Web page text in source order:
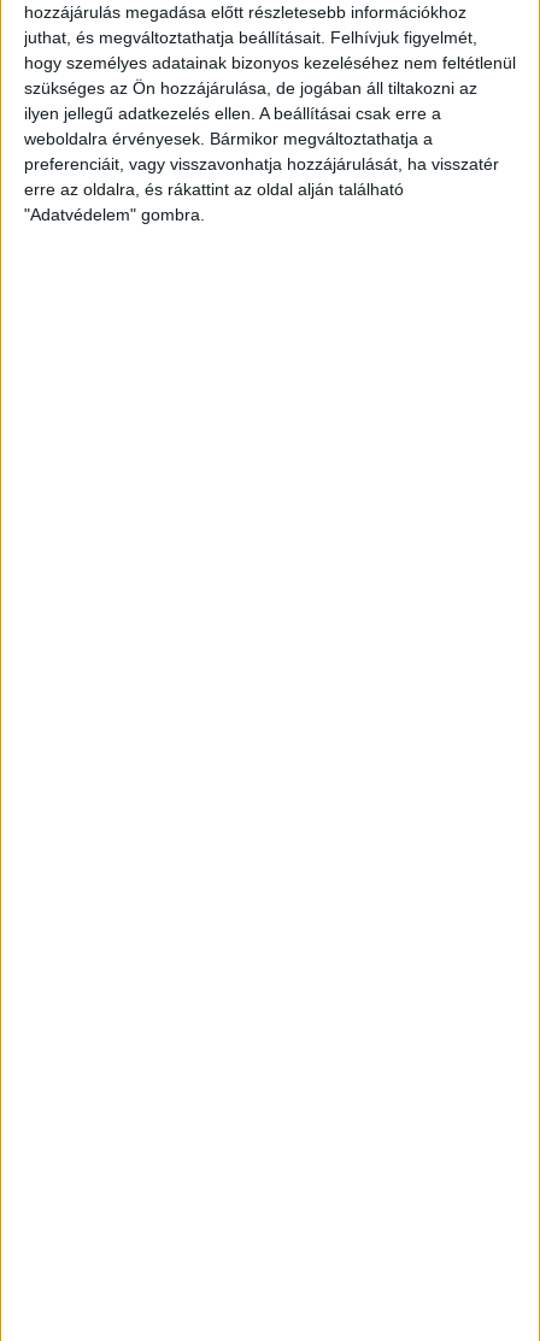
hozzájárulás megadása előtt részletesebb információkhoz
juthat, és megváltoztathatja beállításait. Felhívjuk figyelmét,
hogy személyes adatainak bizonyos kezeléséhez nem feltétlenül
szükséges az Ön hozzájárulása, de jogában áll tiltakozni az
ilyen jellegű adatkezelés ellen. A beállításai csak erre a
weboldalra érvényesek. Bármikor megváltoztathatja a
preferenciáit, vagy visszavonhatja hozzájárulását, ha visszatér
erre az oldalra, és rákattint az oldal alján található
"Adatvédelem" gombra.
Eladó Telek (#183403)
Sopron
43 900 000 Ft
1520 m